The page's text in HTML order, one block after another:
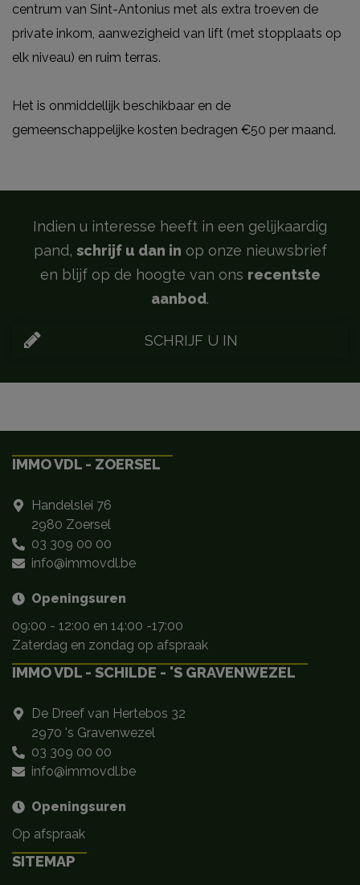
centrum van Sint-Antonius met als extra troeven de
private inkom, aanwezigheid van lift (met stopplaats op
elk niveau) en ruim terras.
Het is onmiddellijk beschikbaar en de
gemeenschappelijke kosten bedragen €50 per maand.
Indien u interesse heeft in een gelijkaardig
pand, schrijf u dan in op onze nieuwsbrief
en blijf op de hoogte van ons recentste
aanbod.
SCHRIJF U IN
IMMO VDL - ZOERSEL
Handelslei 76
2980 Zoersel
03 309 00 00
info@immovdl.be
Openingsuren
09:00 - 12:00 en 14:00 -17:00
Zaterdag en zondag op afspraak
IMMO VDL - SCHILDE - 'S GRAVENWEZEL
De Dreef van Hertebos 32
2970 's Gravenwezel
03 309 00 00
info@immovdl.be
Openingsuren
Op afspraak
SITEMAP